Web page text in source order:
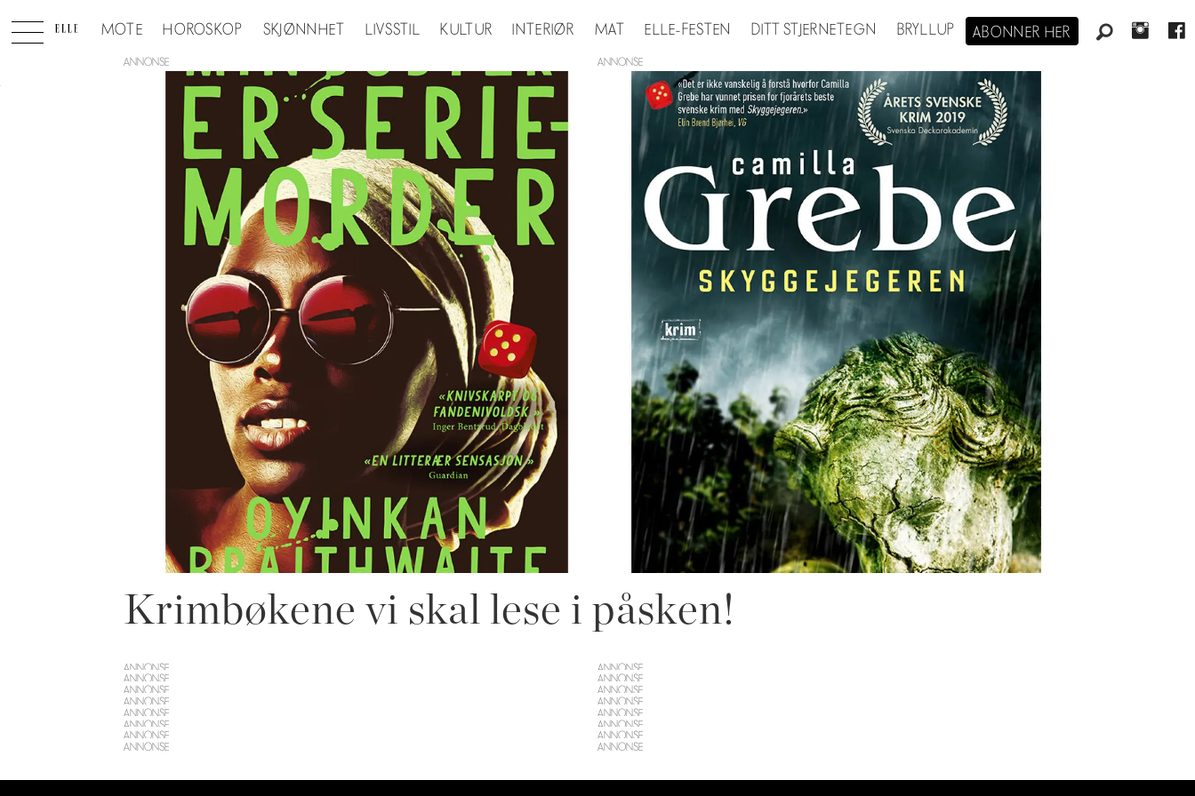
MOTE HOROSKOP SKJØNNHET LIVSSTIL KULTUR INTERIØR MAT ELLE-FESTEN DITT STJERNETEGN BRYLLUP ABONNER HER
Tag:
ANNONSE
Krimbøkene vi skal lese i påsken!
ANNONSE
ANNONSE
ANNONSE
ANNONSE
ANNONSE
ANNONSE
ANNONSE
ANNONSE